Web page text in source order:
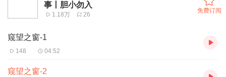
事丨胆小勿入
1.18万 26
免费订阅
窥望之窗-1
148 04:52
窥望之窗-2